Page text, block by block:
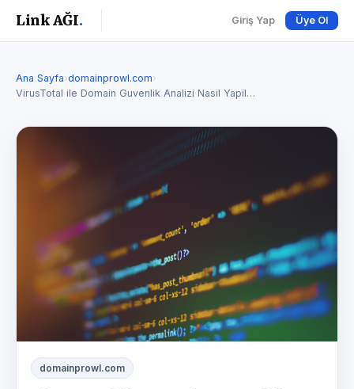
Link AĞI. Giriş Yap Üye Ol
Ana Sayfa›domainprowl.com›
VirusTotal ile Domain Guvenlik Analizi Nasil Yapil…
domainprowl.com